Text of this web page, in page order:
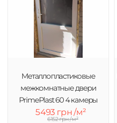
Металлопластиковые
межкомнатные двери
PrimePlast 60 4 камеры
5493 грн /м²
6152 грн /м²